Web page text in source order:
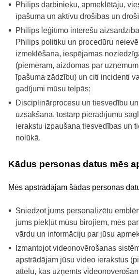
Philips darbinieku, apmeklētāju,
īpašuma un aktīvu drošības un
Philips leģitīmo interešu
Philips politiku un procedūru
izmeklēšana, iespējamas
(piemēram, aizdomas par
īpašuma zādzību) un citi incidenti
gadījumi mūsu telpās;
Disciplinārprocesu un tiesvedību
uzsākšana, tostarp pierādījumu
ierakstu izpaušana tiesvedības un
nolūkā.
Kādus personas datus mēs
Mēs apstrādājam šādas personas
Sniedzot jums personalizētu
jums piekļūt mūsu birojiem, mēs
vārdu un informāciju par jūsu
Izmantojot videonovērošanas
apstrādājam jūsu video ierakstus
attēlu, kas uzņemts